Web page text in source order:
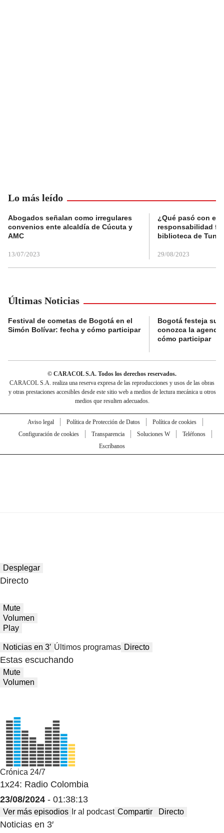
Lo más leído
Abogados señalan como irregulares
convenios ente alcaldía de Cúcuta y
AMC
13/07/2023
¿Qué pasó con el
responsabilidad
biblioteca de
29/08/2023
Últimas Noticias
Festival de cometas de Bogotá en el
Simón Bolívar: fecha y cómo participar
Bogotá festeja su
conozca la
cómo participar
© CARACOL S.A. Todos los derechos reservados.
CARACOL S.A. realiza una reserva expresa de las reproducciones y usos de las obras
y otras prestaciones accesibles desde este sitio web a medios de lectura mecánica u otros
medios que resulten adecuados.
Aviso legal Política de Protección de Datos
Política de cookies
Configuración de cookies
Transparencia Soluciones W
Teléfonos
Escríbanos
Desplegar
Directo
Mute
Volumen
Play
Noticias en 3′ Últimos programas Directo
Estas escuchando
Mute
Volumen
Crónica 24/7
1x24: Radio Colombia
23/08/2024 - 01:38:13
Ver más episodios Ir al podcast Compartir Directo
Noticias en 3′